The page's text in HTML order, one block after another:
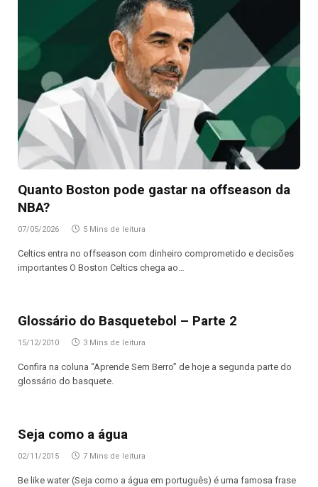
Quanto Boston pode gastar na offseason da
NBA?
07/05/2026 5 Mins de leitura
Celtics entra no offseason com dinheiro comprometido e decisões
importantes O Boston Celtics chega ao…
Glossário do Basquetebol – Parte 2
15/12/2010 3 Mins de leitura
Confira na coluna “Aprende Sem Berro” de hoje a segunda parte do
glossário do basquete.
Seja como a água
02/11/2015 7 Mins de leitura
Be like water (Seja como a água em português) é uma famosa frase